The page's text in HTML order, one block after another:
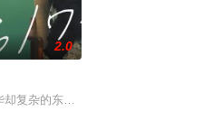
きた。孝志の夏休みの課題の絵に対
2.0
复杂的东京池袋地区。西池袋警署